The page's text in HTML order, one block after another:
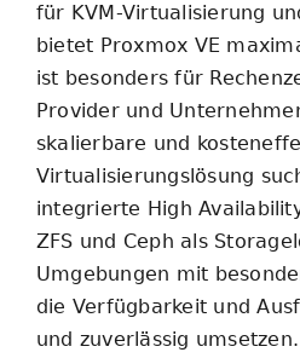
für KVM-Virtualisierung
bietet Proxmox VE
ist besonders für
Provider und
skalierbare und
Virtualisierungslösung
integrierte High
ZFS und Ceph als
Umgebungen mit
die Verfügbarkeit und
und zuverlässig umsetzen.